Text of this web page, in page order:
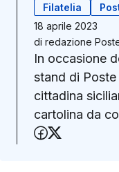
Filatelia
18 aprile 2023
di redazione
In occasione
stand di Poste
cittadina
cartolina da
Condividi